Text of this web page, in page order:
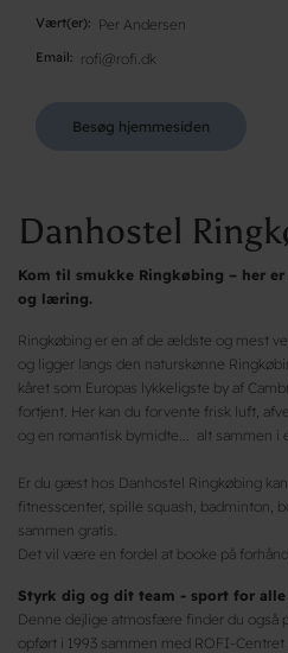
Vært(er) Per Andersen
Email rofi@rofi.dk
Besøg hjemmesiden
Danhostel
Kom til smukke Ringkøbing – her
og læring.
Ringkøbing er en af de ældste og mest
og ligger langs den naturskønne
kåret som Europas lykkeligste by af
fortjent. Her kan du forvente frisk luft,
og en romantisk bymidte... alt sammen i
Er du gæst hos Danhostel Ringkøbing
fitnesscenter, spille squash, badminton,
sammen gratis.
Det vil være en fordel at booke på forhånd.
Styrk dig og dit team - sport for
Denne dejlige atmosfære finder du også
opført i 1993 sammen med ROFI-